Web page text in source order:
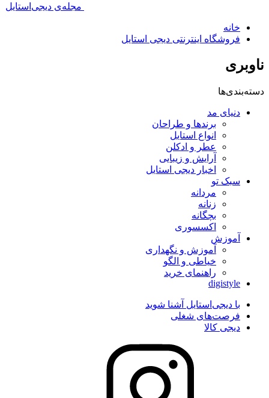
مجله‌ی دیجی‌استایل
خانه
فروشگاه اینترنتی دیجی استایل
ناوبری
دسته‌بندی‌ها
دنیای مد
برندها و طراحان
انواع استایل
عطر و ادکلن
آرایش و زیبایی
اخبار دیجی استایل
سبک تو
مردانه
زنانه
بچگانه
اکسسوری
آموزش
آموزش و نگهداری
خیاطی و الگو
راهنمای خرید
digistyle
با دیجی‌استایل آشنا شوید
فرصت‌های شغلی
دیجی کالا